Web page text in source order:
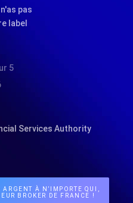
pas
label
5
Services Authority
À N’IMPORTE QUI,
BROKER DE FRANCE !